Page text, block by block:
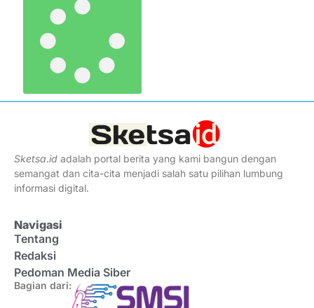
Sketsa.id adalah portal berita yang kami bangun dengan
semangat dan cita-cita menjadi salah satu pilihan lumbung
informasi digital.
Navigasi
Tentang
Redaksi
Pedoman Media Siber
Bagian dari: